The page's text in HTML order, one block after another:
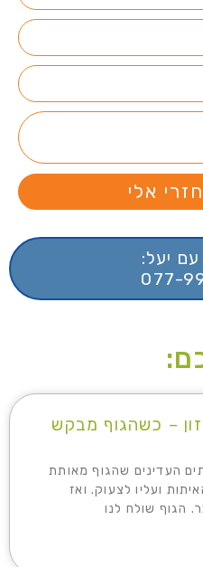
אלי
עם יעל:
077-
– כשהגוף מבקש
העדינים שהגוף מאותת
ועליו לצעוק. ואז
הגוף שולח לנו